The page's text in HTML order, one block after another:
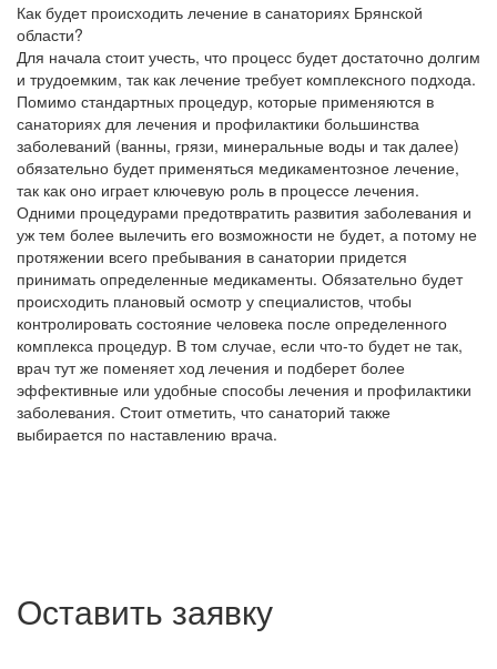
Как будет происходить лечение в санаториях Брянской
области?
Для начала стоит учесть, что процесс будет достаточно долгим
и трудоемким, так как лечение требует комплексного подхода.
Помимо стандартных процедур, которые применяются в
санаториях для лечения и профилактики большинства
заболеваний (ванны, грязи, минеральные воды и так далее)
обязательно будет применяться медикаментозное лечение,
так как оно играет ключевую роль в процессе лечения.
Одними процедурами предотвратить развития заболевания и
уж тем более вылечить его возможности не будет, а потому не
протяжении всего пребывания в санатории придется
принимать определенные медикаменты. Обязательно будет
происходить плановый осмотр у специалистов, чтобы
контролировать состояние человека после определенного
комплекса процедур. В том случае, если что-то будет не так,
врач тут же поменяет ход лечения и подберет более
эффективные или удобные способы лечения и профилактики
заболевания. Стоит отметить, что санаторий также
выбирается по наставлению врача.
Оставить заявку